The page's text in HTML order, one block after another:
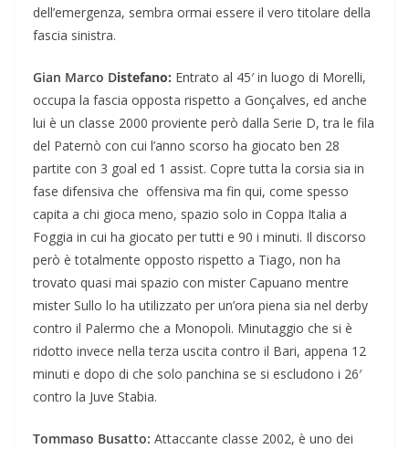
dell’emergenza, sembra ormai essere il vero titolare della
fascia sinistra.
Gian Marco Distefano: Entrato al 45′ in luogo di Morelli,
occupa la fascia opposta rispetto a Gonçalves, ed anche
lui è un classe 2000 proviente però dalla Serie D, tra le fila
del Paternò con cui l’anno scorso ha giocato ben 28
partite con 3 goal ed 1 assist. Copre tutta la corsia sia in
fase difensiva che offensiva ma fin qui, come spesso
capita a chi gioca meno, spazio solo in Coppa Italia a
Foggia in cui ha giocato per tutti e 90 i minuti. Il discorso
però è totalmente opposto rispetto a Tiago, non ha
trovato quasi mai spazio con mister Capuano mentre
mister Sullo lo ha utilizzato per un’ora piena sia nel derby
contro il Palermo che a Monopoli. Minutaggio che si è
ridotto invece nella terza uscita contro il Bari, appena 12
minuti e dopo di che solo panchina se si escludono i 26′
contro la Juve Stabia.
Tommaso Busatto: Attaccante classe 2002, è uno dei